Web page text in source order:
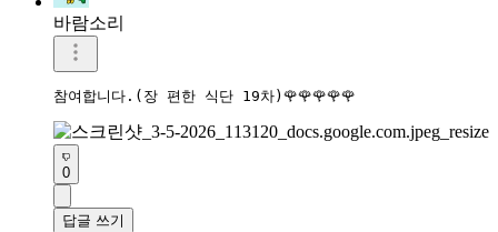
바람소리
참여합니다.(장 편한 식단 19차)🌹🌹🌹🌹🌹
0
답글 쓰기